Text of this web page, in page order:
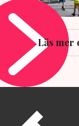
Läs mer